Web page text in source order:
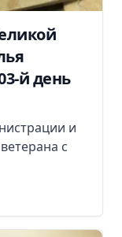
й день
и
с